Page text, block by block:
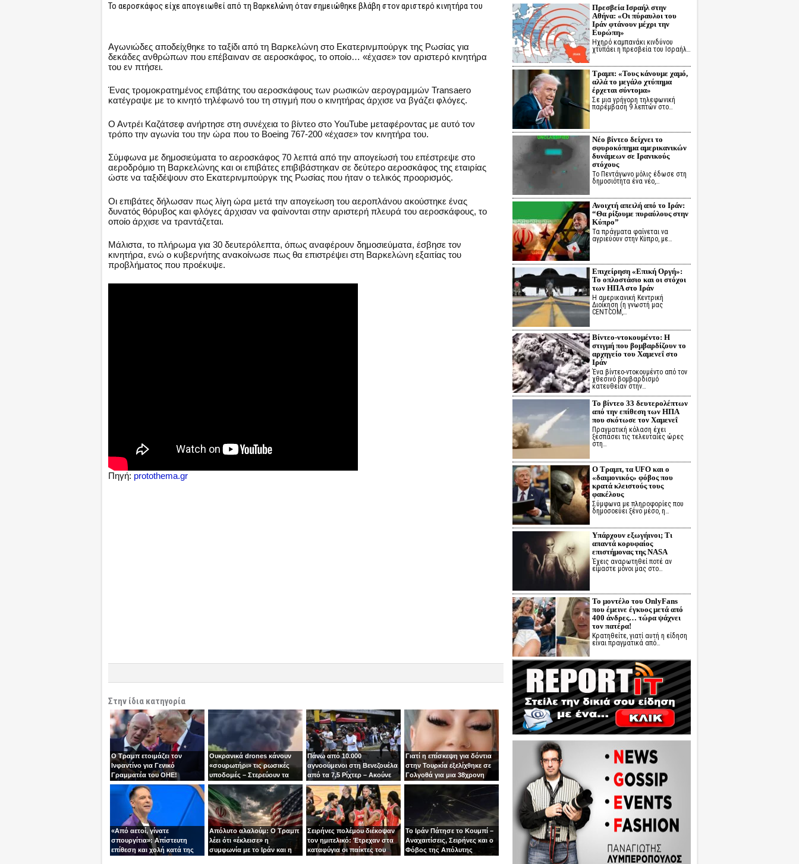
Το αεροσκάφος είχε απογειωθεί από τη Βαρκελώνη όταν σημειώθηκε βλάβη στον αριστερό κινητήρα του
Αγωνιώδες αποδείχθηκε το ταξίδι από τη Βαρκελώνη στο Εκατερινμπούργκ της Ρωσίας για
δεκάδες ανθρώπων που επέβαιναν σε αεροσκάφος, το οποίο… «έχασε» τον αριστερό κινητήρα
του εν πτήσει.
Ένας τρομοκρατημένος επιβάτης του αεροσκάφους των ρωσικών αερογραμμών Transaero
κατέγραψε με το κινητό τηλέφωνό του τη στιγμή που ο κινητήρας άρχισε να βγάζει φλόγες.
Ο Αντρέι Καζάτσεφ ανήρτησε στη συνέχεια το βίντεο στο YouTube μεταφέροντας με αυτό τον
τρόπο την αγωνία του την ώρα που το Boeing 767-200 «έχασε» τον κινητήρα του.
Σύμφωνα με δημοσιεύματα το αεροσκάφος 70 λεπτά από την απογείωσή του επέστρεψε στο
αεροδρόμιο τη Βαρκελώνης και οι επιβάτες επιβιβάστηκαν σε δεύτερο αεροσκάφος της εταιρίας
ώστε να ταξιδέψουν στο Εκατερινμπούργκ της Ρωσίας που ήταν ο τελικός προορισμός.
Οι επιβάτες δήλωσαν πως λίγη ώρα μετά την απογείωση του αεροπλάνου ακούστηκε ένας
δυνατός θόρυβος και φλόγες άρχισαν να φαίνονται στην αριστερή πλευρά του αεροσκάφους, το
οποίο άρχισε να τραντάζεται.
Μάλιστα, το πλήρωμα για 30 δευτερόλεπτα, όπως αναφέρουν δημοσιεύματα, έσβησε τον
κινητήρα, ενώ ο κυβερνήτης ανακοίνωσε πως θα επιστρέψει στη Βαρκελώνη εξαιτίας του
προβλήματος που προέκυψε.
Πηγή: protothema.gr
Στην ίδια κατηγορία
Ο Τραμπ ετοιμάζει τον
Ινφαντίνο για Γενικό
Γραμματέα του ΟΗΕ!
Ουκρανικά drones κάνουν
«σουρωτήρι» τις ρωσικές
υποδομές – Στερεύουν τα
καύσιμα του Πούτιν
Πάνω από 10.000
αγνοούμενοι στη Βενεζουέλα
από τα 7,5 Ρίχτερ – Ακούνε
φωνές κάτω από τα
συντρίμμια
Γιατί η επίσκεψη για δόντια
στην Τουρκία εξελίχθηκε σε
Γολγοθά για μια 38χρονη
μητέρα
«Από αετοί, γίνατε
σπουργίτια»: Απίστευτη
επίθεση και χολή κατά της
Απόλυτο αλαλούμ: Ο Τραμπ
λέει ότι «έκλεισε» η
συμφωνία με το Ιράν και η
Σειρήνες πολέμου διέκοψαν
τον ημιτελικό: Έτρεχαν στα
καταφύγια οι παίκτες του
Το Ιράν Πάτησε το Κουμπί –
Αναχαιτίσεις, Σειρήνες και ο
Φόβος της Απόλυτης
Πρεσβεία Ισραήλ στην
Αθήνα: «Οι πύραυλοι του
Ιράν φτάνουν μέχρι την
Ευρώπη»
Ηχηρό καμπανάκι κινδύνου
χτυπάει η πρεσβεία του Ισραήλ…
Τραμπ: «Τους κάνουμε χαμό,
αλλά το μεγάλο χτύπημα
έρχεται σύντομα»
Σε μια γρήγορη τηλεφωνική
παρέμβαση 9 λεπτών στο…
Νέο βίντεο δείχνει το
σφυροκόπημα αμερικανικών
δυνάμεων σε Ιρανικούς
στόχους
Το Πεντάγωνο μόλις έδωσε στη
δημοσιότητα ένα νέο,…
Ανοιχτή απειλή από το Ιράν:
“Θα ρίξουμε πυραύλους στην
Κύπρο”
Τα πράγματα φαίνεται να
αγριεύουν στην Κύπρο, με…
Επιχείρηση «Επική Οργή»:
Το οπλοστάσιο και οι στόχοι
των ΗΠΑ στο Ιράν
Η αμερικανική Κεντρική
Διοίκηση (η γνωστή μας
CENTCOM,…
Βίντεο-ντοκουμέντο: Η
στιγμή που βομβαρδίζουν το
αρχηγείο του Χαμενεΐ στο
Ιράν
Ένα βίντεο-ντοκουμέντο από τον
χθεσινό βομβαρδισμό
κατευθείαν στην…
Το βίντεο 33 δευτερολέπτων
από την επίθεση των ΗΠΑ
που σκότωσε τον Χαμενεΐ
Πραγματική κόλαση έχει
ξεσπάσει τις τελευταίες ώρες
στη…
Ο Τραμπ, τα UFO και ο
«δαιμονικός» φόβος που
κρατά κλειστούς τους
φακέλους
Σύμφωνα με πληροφορίες που
δημοσοεύει ξένο μέσο, η…
Υπάρχουν εξωγήινοι; Τι
απαντά κορυφαίος
επιστήμονας της NASA
Έχεις αναρωτηθεί ποτέ αν
είμαστε μόνοι μας στο…
Το μοντέλο του OnlyFans
που έμεινε έγκυος μετά από
400 άνδρες… τώρα ψάχνει
τον πατέρα!
Κρατηθείτε, γιατί αυτή η είδηση
είναι πραγματικά από…